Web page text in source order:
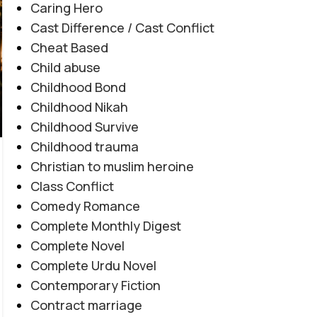
COMPLETE URDU NOVEL
EMOTIONAL FICTION
FICTION ,SOCIAL ISSUES BASED
Tu Ishq Mera by Marwa Javed
Posted by
"تو آپ مجھ سے شادی کر لیں نا۔" "ارزی… میرے
بھائی تم اِدھر، تم کدھر چلے گئے تھے؟ میں نے تمہیں
کتنا یاد کیا۔" "تم میرے اری ہو… اینجل بالکل ٹھیک
کہتی تھی، وہ میرے اری کو ڈھونڈ لائیں گی۔" "ڈیڈ کہتے
تھے کہ تم بھی تایا تائی کے ساتھ مر گئے ہو، لیکن مجھے لگتا
Caring Hero
Cast Difference / Cast Conflict
Cheat Based
Child abuse
Childhood Bond
Childhood Nikah
Childhood Survive
Childhood trauma
Christian to muslim heroine
Class Conflict
Comedy Romance
Complete Monthly Digest
Complete Novel
Complete Urdu Novel
Contemporary Fiction
Contract marriage